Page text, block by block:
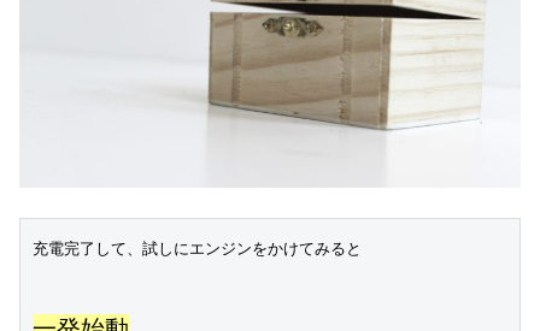
充電完了して、試しにエンジンをかけてみると